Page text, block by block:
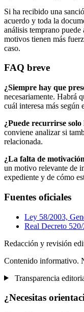
Si ha recibido una
acuerdo y toda la
análisis temprano
motivos tienen más
caso.
FAQ breve
¿Siempre hay que
necesariamente. Habrá
cuál interesa más según
¿Puede recurrirse solo
conviene analizar si
relacionada.
¿La falta de
un motivo relevante de
expediente y de cómo
Fuentes oficiales
Ley 58/2003,
Real Decreto
Redacción y revisión
Contenido informativo.
Transparencia
¿Necesitas